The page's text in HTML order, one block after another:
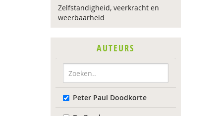
Zelfstandigheid, veerkracht en
weerbaarheid
AUTEURS
Peter Paul Doodkorte